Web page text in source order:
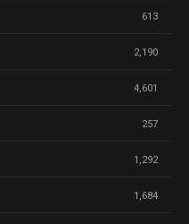
613
2,190
4,601
257
1,292
1,684